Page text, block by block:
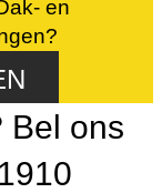
en
Bel ons